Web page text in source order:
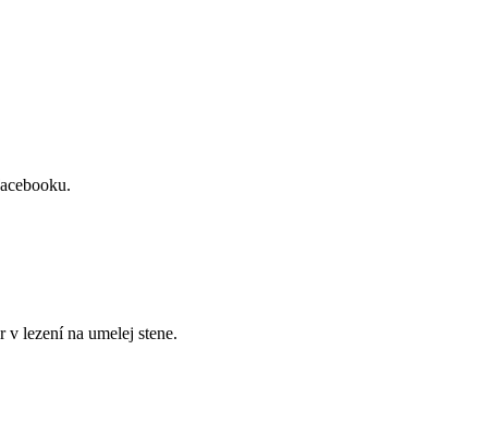
lezení na umelej stene.